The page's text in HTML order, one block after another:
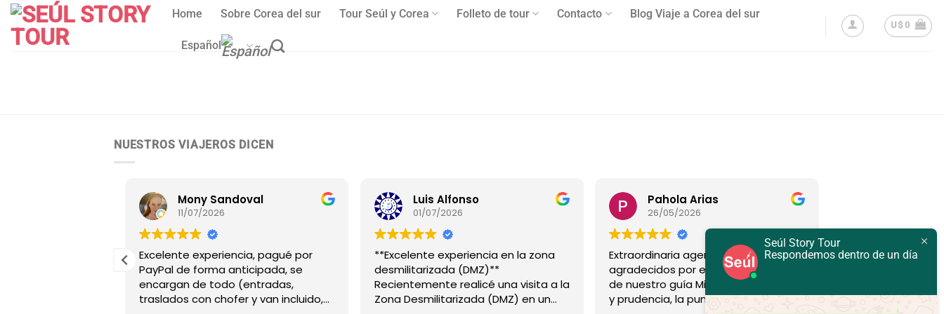
Skip
content
Home Sobre Corea del sur Tour Seúl y Corea Folleto de tour Contacto Blog Viaje a Corea del sur
Español
U$0
NUESTROS VIAJEROS DICEN
Mony Sandoval
11/07/2026
Excelente experiencia, pagué por
PayPal de forma anticipada, se
encargan de todo (entradas,
traslados con chofer y van incluido,
Luis Alfonso
01/07/2026
**Excelente experiencia en la zona
desmilitarizada (DMZ)**
Recientemente realicé una visita a la
Zona Desmilitarizada (DMZ) en un
Pahola Arias
26/05/2026
Extraordinaria agencia! Muy
agradecidos por el profesionalismo
de nuestro guía Miguel, la amabilidad
y prudencia, la puntualidad del
Excelente
Seúl Story Tour
Respondemos dentro de un día